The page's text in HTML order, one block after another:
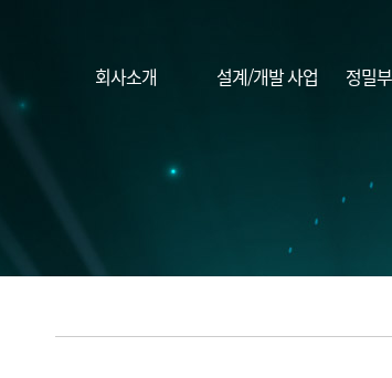
회사소개 설계/개발 사업 정밀